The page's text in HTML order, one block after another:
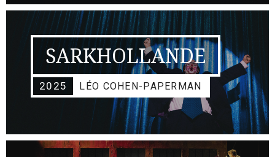
SARKHOLLANDE
2025 LÉO COHEN-PAPERMAN